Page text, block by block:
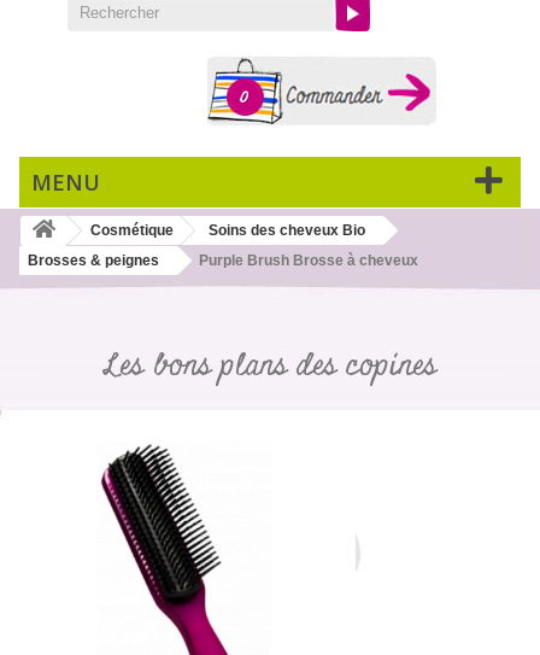
0
MENU
Cosmétique
Soins des cheveux Bio
Brosses & peignes
Purple Brush Brosse à cheveux
Les bons plans des copines